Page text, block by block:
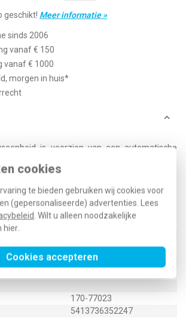
cookies
te bieden gebruiken wij cookies voor
(gepersonaliseerde) advertenties. Lees
. Wilt u alleen noodzakelijke
hier.
Cookies accepteren
geschikt! Meer informatie »
sinds 2006
vanaf € 150
vanaf € 1000
morgen in huis*
is voorzien van een automatische
een witte led. Ze wordt gebruikt voor de
met insteekklemmen en drukknoppen.
Overig
Wit
170-77023
5413736352247